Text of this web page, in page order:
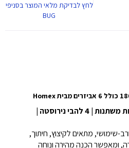
לחץלבדיקת מלאי המוצר בסניפי
BUG
פונקציות טורבו | מהירויות משתנות | 4 להבי נירוסטה |
שימושי, מתאים לקיצוץ, חיתוך,
ומאפשר הכנה מהירה ונוחה